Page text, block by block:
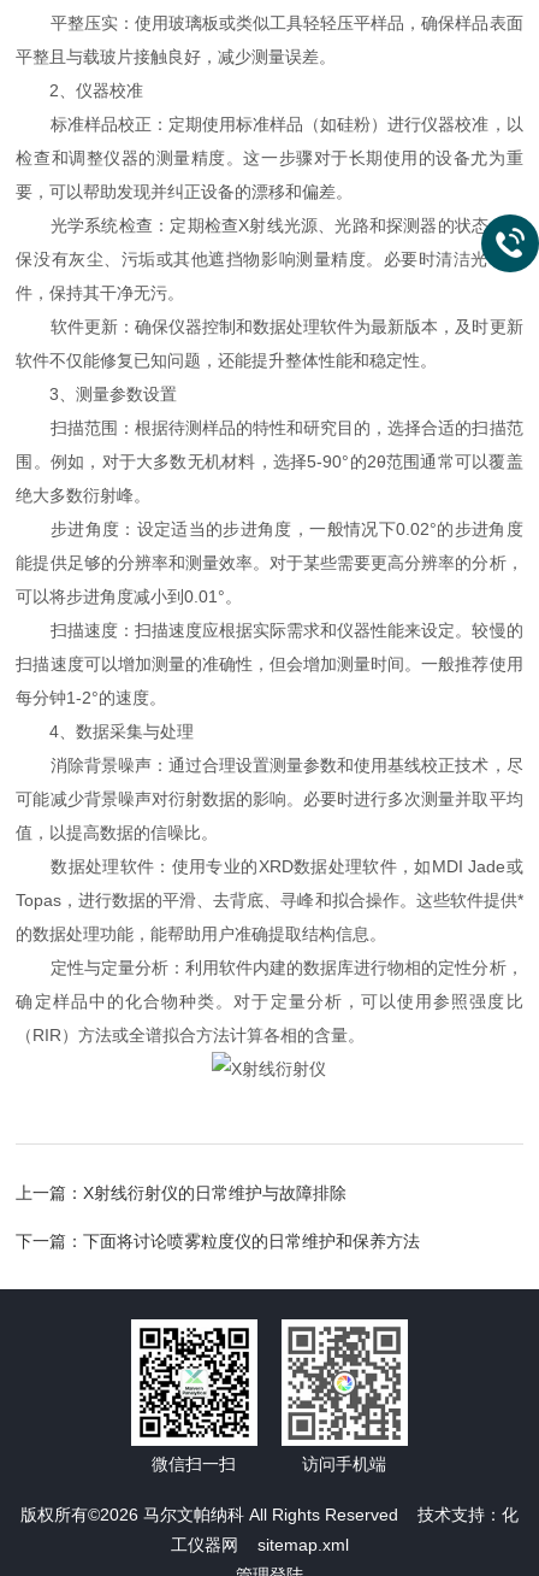
平整压实：使用玻璃板或类似工具轻轻压平样品，确保样品表面
平整且与载玻片接触良好，减少测量误差。
2、仪器校准
标准样品校正：定期使用标准样品（如硅粉）进行仪器校准，以
检查和调整仪器的测量精度。这一步骤对于长期使用的设备尤为重
要，可以帮助发现并纠正设备的漂移和偏差。
光学系统检查：定期检查X射线光源、光路和探测器的状态，确
保没有灰尘、污垢或其他遮挡物影响测量精度。必要时清洁光学元
件，保持其干净无污。
软件更新：确保仪器控制和数据处理软件为最新版本，及时更新
软件不仅能修复已知问题，还能提升整体性能和稳定性。
3、测量参数设置
扫描范围：根据待测样品的特性和研究目的，选择合适的扫描范
围。例如，对于大多数无机材料，选择5-90°的2θ范围通常可以覆盖
绝大多数衍射峰。
步进角度：设定适当的步进角度，一般情况下0.02°的步进角度
能提供足够的分辨率和测量效率。对于某些需要更高分辨率的分析，
可以将步进角度减小到0.01°。
扫描速度：扫描速度应根据实际需求和仪器性能来设定。较慢的
扫描速度可以增加测量的准确性，但会增加测量时间。一般推荐使用
每分钟1-2°的速度。
4、数据采集与处理
消除背景噪声：通过合理设置测量参数和使用基线校正技术，尽
可能减少背景噪声对衍射数据的影响。必要时进行多次测量并取平均
值，以提高数据的信噪比。
数据处理软件：使用专业的XRD数据处理软件，如MDI Jade或
Topas，进行数据的平滑、去背底、寻峰和拟合操作。这些软件提供*
的数据处理功能，能帮助用户准确提取结构信息。
定性与定量分析：利用软件内建的数据库进行物相的定性分析，
确定样品中的化合物种类。对于定量分析，可以使用参照强度比
（RIR）方法或全谱拟合方法计算各相的含量。
上一篇：X射线衍射仪的日常维护与故障排除
下一篇：下面将讨论喷雾粒度仪的日常维护和保养方法
版权所有©2026 马尔文帕纳科 All Rights Reserved 技术支持： 化
工仪器网
sitemap.xml
微信扫一扫 访问手机端